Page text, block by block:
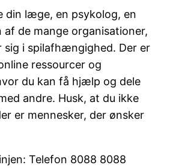
din læge, en psykolog, en
af de mange organisationer,
sig i spilafhængighed. Der er
ressourcer og
du kan få hjælp og dele
andre. Husk, at du ikke
er mennesker, der ønsker
Telefon 8088 8088